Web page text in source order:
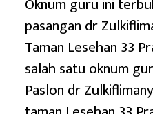
pasangan dr
Taman Lesehan 33
salah satu oknum
Paslon dr